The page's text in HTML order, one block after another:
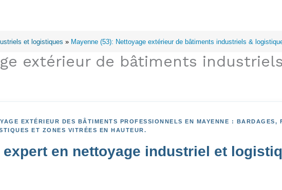
et logistiques » Mayenne (53): Nettoyage extérieur de bâtiments industriels &
extérieur de bâtiments
EXTÉRIEUR DES BÂTIMENTS PROFESSIONNELS EN MAYENNE : BARDAGES,
ET ZONES VITRÉES EN HAUTEUR.
expert en nettoyage industriel et